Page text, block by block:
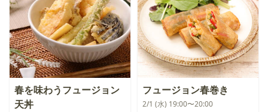
春を味わうフュージョン
天丼
フュージョン春巻き
2/1 (水) 19:00〜20:00